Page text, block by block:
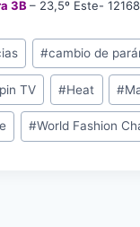
3B – 23,5º Este-
#cambio de
TV #Heat #
#World Fashion